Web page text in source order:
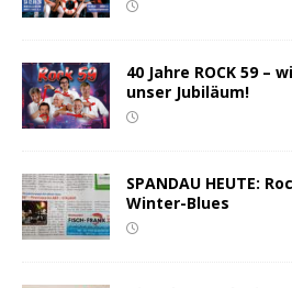
40 Jahre ROCK 59 –
unser Jubiläum!
SPANDAU HEUTE:
Winter-Blues